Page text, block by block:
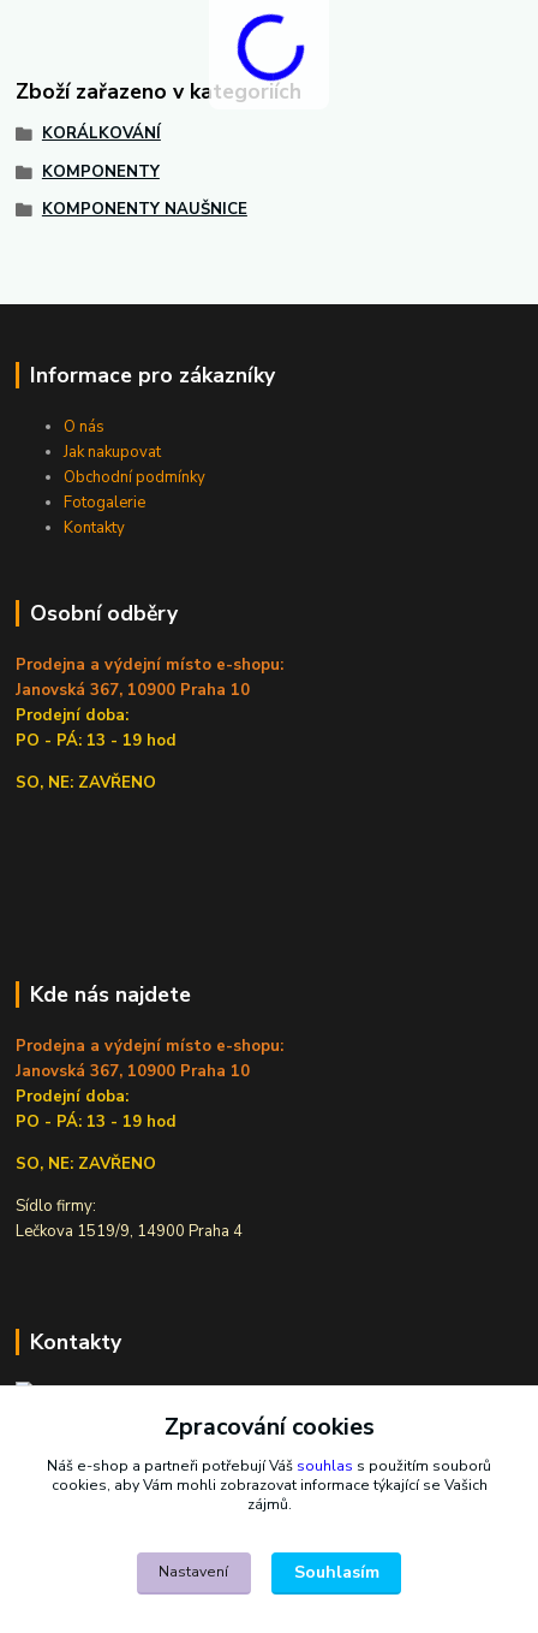
Zboží zařazeno v kategoriích
KORÁLKOVÁNÍ
KOMPONENTY
KOMPONENTY NAUŠNICE
Informace pro zákazníky
O nás
Jak nakupovat
Obchodní podmínky
Fotogalerie
Kontakty
Osobní odběry
Prodejna a výdejní místo e-shopu:
Janovská 367, 10900 Praha 10
Prodejní doba:
PO - PÁ: 13 - 19 hod
SO, NE: ZAVŘENO
Kde nás najdete
Prodejna a výdejní místo e-shopu:
Janovská 367, 10900 Praha 10
Prodejní doba:
PO - PÁ: 13 - 19 hod
SO, NE: ZAVŘENO
Sídlo firmy:
Lečkova 1519/9, 14900 Praha 4
Kontakty
Ivana Šiková
+420 607 146 238
Po-Pá, 8-18 hod.
Zpracování cookies
Náš e-shop a partneři potřebují Váš souhlas s použitím souborů
cookies, aby Vám mohli zobrazovat informace týkající se Vašich
zájmů.
Nastavení Souhlasím